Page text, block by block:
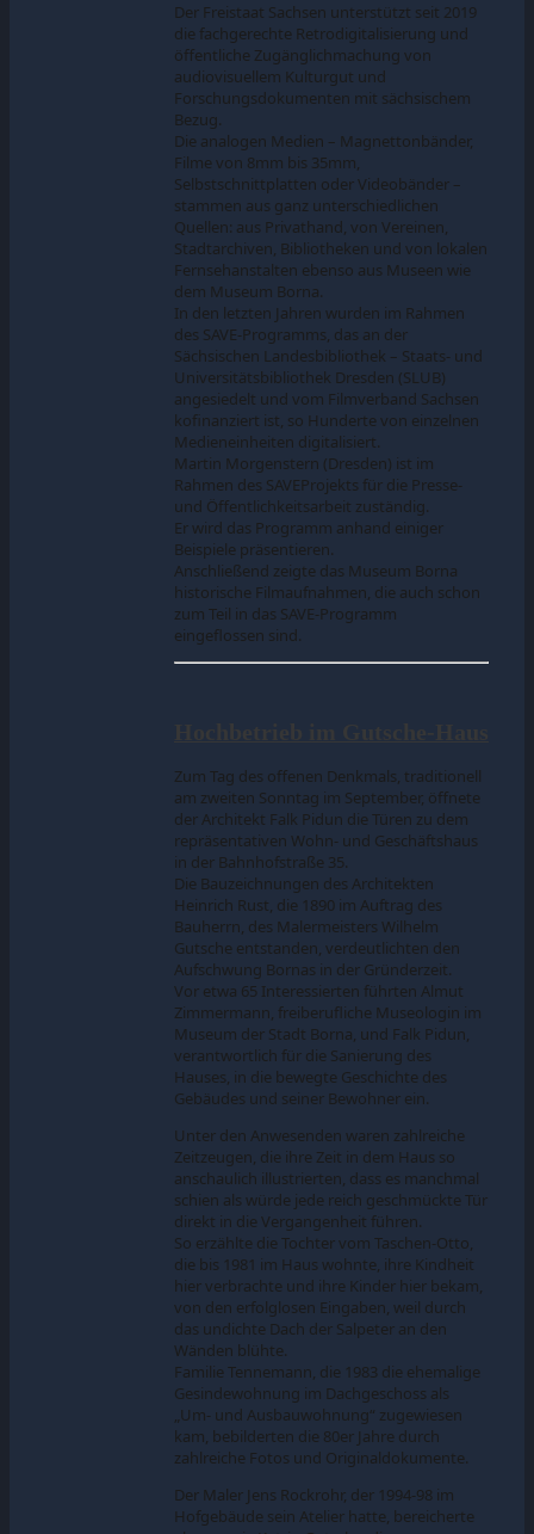
Der Freistaat Sachsen unterstützt seit 2019
die fachgerechte Retrodigitalisierung und
öffentliche Zugänglichmachung von
audiovisuellem Kulturgut und
Forschungsdokumenten mit sächsischem
Bezug.
Die analogen Medien – Magnettonbänder,
Filme von 8mm bis 35mm,
Selbstschnittplatten oder Videobänder –
stammen aus ganz unterschiedlichen
Quellen: aus Privathand, von Vereinen,
Stadtarchiven, Bibliotheken und von lokalen
Fernsehanstalten ebenso aus Museen wie
dem Museum Borna.
In den letzten Jahren wurden im Rahmen
des SAVE-Programms, das an der
Sächsischen Landesbibliothek – Staats- und
Universitätsbibliothek Dresden (SLUB)
angesiedelt und vom Filmverband Sachsen
kofinanziert ist, so Hunderte von einzelnen
Medieneinheiten digitalisiert.
Martin Morgenstern (Dresden) ist im
Rahmen des SAVEProjekts für die Presse-
und Öffentlichkeitsarbeit zuständig.
Er wird das Programm anhand einiger
Beispiele präsentieren.
Anschließend zeigte das Museum Borna
historische Filmaufnahmen, die auch schon
zum Teil in das SAVE-Programm
eingeflossen sind.
Zum Tag des offenen Denkmals, traditionell
am zweiten Sonntag im September, öffnete
der Architekt Falk Pidun die Türen zu dem
repräsentativen Wohn- und Geschäftshaus
in der Bahnhofstraße 35.
Die Bauzeichnungen des Architekten
Heinrich Rust, die 1890 im Auftrag des
Bauherrn, des Malermeisters Wilhelm
Gutsche entstanden, verdeutlichten den
Aufschwung Bornas in der Gründerzeit.
Vor etwa 65 Interessierten führten Almut
Zimmermann, freiberufliche Museologin im
Museum der Stadt Borna, und Falk Pidun,
verantwortlich für die Sanierung des
Hauses, in die bewegte Geschichte des
Gebäudes und seiner Bewohner ein.
Unter den Anwesenden waren zahlreiche
Zeitzeugen, die ihre Zeit in dem Haus so
anschaulich illustrierten, dass es manchmal
schien als würde jede reich geschmückte Tür
direkt in die Vergangenheit führen.
So erzählte die Tochter vom Taschen-Otto,
die bis 1981 im Haus wohnte, ihre Kindheit
hier verbrachte und ihre Kinder hier bekam,
von den erfolglosen Eingaben, weil durch
das undichte Dach der Salpeter an den
Wänden blühte.
Familie Tennemann, die 1983 die ehemalige
Gesindewohnung im Dachgeschoss als
„Um- und Ausbauwohnung“ zugewiesen
kam, bebilderten die 80er Jahre durch
zahlreiche Fotos und Originaldokumente.
Der Maler Jens Rockrohr, der 1994-98 im
Hofgebäude sein Atelier hatte, bereicherte